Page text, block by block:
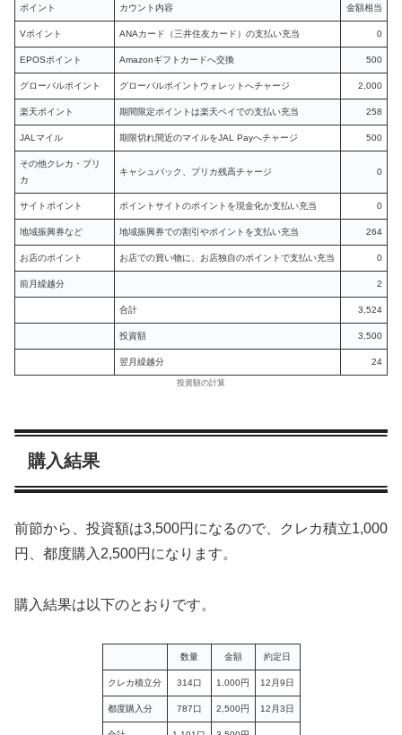
ポイント カウント内容 金額相当
Vポイント ANAカード（三井住友カード）の支払い充当 0
EPOSポイント Amazonギフトカードへ交換 500
グローバルポイント グローバルポイントウォレットへチャージ 2,000
楽天ポイント 期間限定ポイントは楽天ペイでの支払い充当 258
JALマイル 期限切れ間近のマイルをJAL Payへチャージ 500
その他クレカ・プリ
カ
キャシュバック、プリカ残高チャージ 0
サイトポイント ポイントサイトのポイントを現金化か支払い充当 0
地域振興券など 地域振興券での割引やポイントを支払い充当 264
お店のポイント お店での買い物に、お店独自のポイントで支払い充当 0
前月繰越分 2
合計 3,524
投資額 3,500
翌月繰越分 24
投資額の計算
購入結果
前節から、投資額は3,500円になるので、クレカ積立1,000
円、都度購入2,500円になります。
購入結果は以下のとおりです。
数量 金額 約定日
クレカ積立分 314口 1,000円 12月9日
都度購入分 787口 2,500円 12月3日